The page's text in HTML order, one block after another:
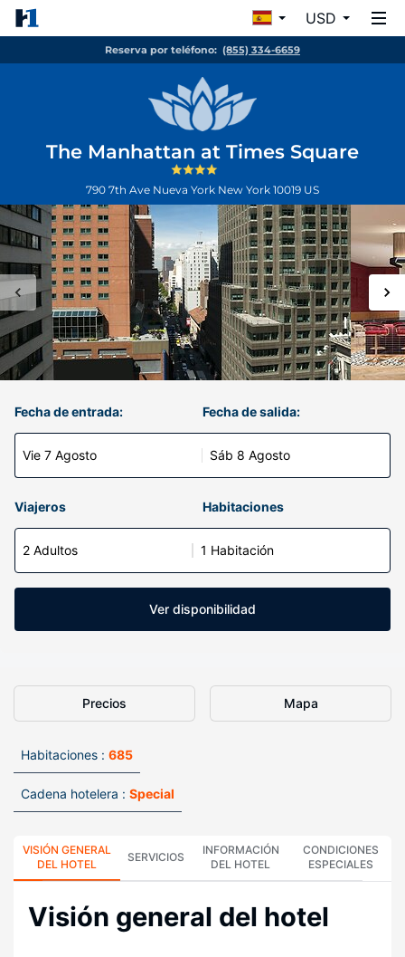
USD
Reserva por teléfono: (855) 334-6659
The Manhattan at Times Square
790 7th Ave Nueva York New York 10019 US
Fecha de entrada:
Vie 7 Agosto
Fecha de salida:
Sáb 8 Agosto
Viajeros Habitaciones
2 Adultos 1 Habitación
Ver disponibilidad
Precios Mapa
Habitaciones : 685
Cadena hotelera : Special
VISIÓN GENERAL
DEL HOTEL
SERVICIOS
INFORMACIÓN
DEL HOTEL
CONDICIONES
ESPECIALES
Visión general del hotel